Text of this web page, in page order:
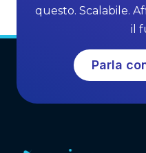
questo. Scalabile.
il
Parla